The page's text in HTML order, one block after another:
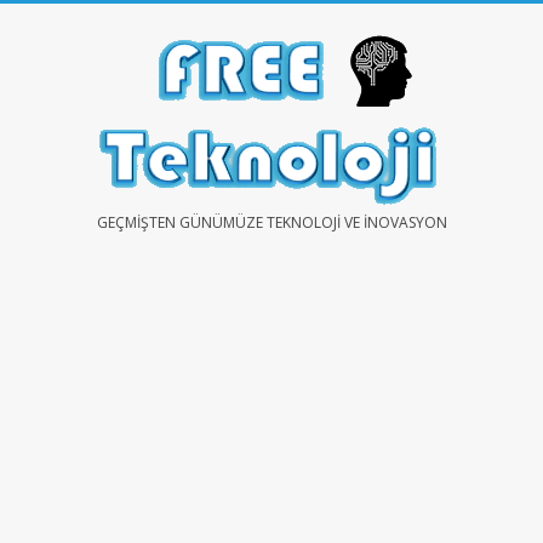
FREEGEÇMIŞTEN GÜNÜMÜZE TEKNOLOJI VE İNOVASYON